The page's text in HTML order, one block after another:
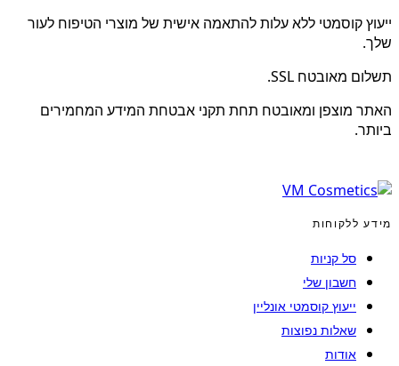
ייעוץ קוסמטי ללא עלות להתאמה אישית של מוצרי הטיפוח לעור
שלך.
תשלום מאובטח SSL.
האתר מוצפן ומאובטח תחת תקני אבטחת המידע המחמירים
ביותר.
מידע ללקוחות
סל קניות
חשבון שלי
ייעוץ קוסמטי אונליין
שאלות נפוצות
אודות